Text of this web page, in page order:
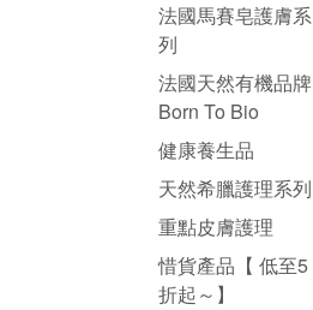
法國馬賽皂護膚系
列
法國天然有機品牌
Born To Bio
健康養生品
天然希臘護理系列
重點皮膚護理
惜貨產品【 低至5
折起～】